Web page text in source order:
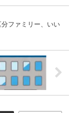
ファミリー、いい